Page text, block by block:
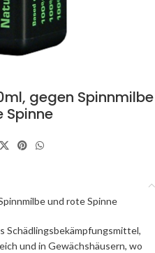
gegen Spinnmilbe
Spinne
und rote Spinne
Schädlingsbekämpfungsmittel,
und in Gewächshäusern, wo